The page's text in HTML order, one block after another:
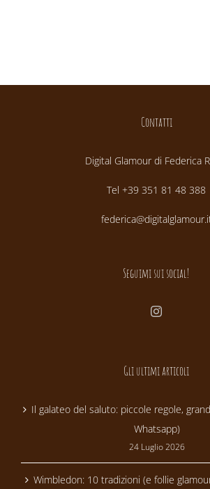
Contatti
Digital Glamour di Federica
Tel +39 351 81 48 388
Seguimi sui social!
Gli ultimi articoli
Il galateo del saluto: piccole regole,
Whatsapp)
24 Luglio 2026
Wimbledon: 10 tradizioni (e follie